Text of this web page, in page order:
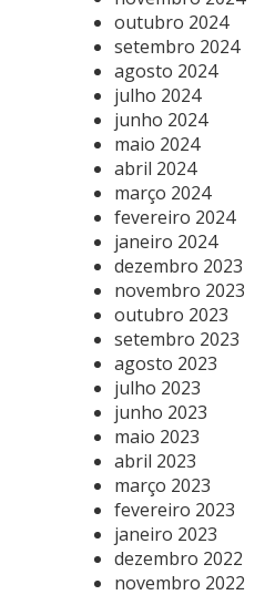
outubro 2024
setembro 2024
agosto 2024
julho 2024
junho 2024
maio 2024
abril 2024
março 2024
fevereiro 2024
janeiro 2024
dezembro 2023
novembro 2023
outubro 2023
setembro 2023
agosto 2023
julho 2023
junho 2023
maio 2023
abril 2023
março 2023
fevereiro 2023
janeiro 2023
dezembro 2022
novembro 2022